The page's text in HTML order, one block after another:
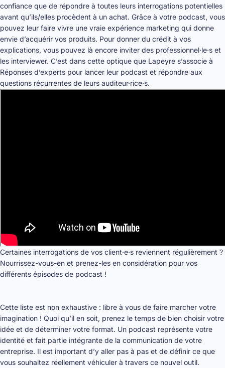
confiance que de répondre à toutes leurs interrogations potentielles
avant qu’ils/elles procèdent à un achat. Grâce à votre podcast, vous
pouvez leur faire vivre une vraie expérience marketing qui donne
envie d’acquérir vos produits. Pour donner du crédit à vos
explications, vous pouvez là encore inviter des professionnel·le·s et
les interviewer. C’est dans cette optique que Lapeyre s’associe à
Réponses d’experts pour lancer leur podcast et répondre aux
questions récurrentes de leurs auditeur·rice·s.
Certaines interrogations de vos client·e·s reviennent régulièrement ?
Nourrissez-vous-en et prenez-les en considération pour vos
différents épisodes de podcast !
Cette liste est non exhaustive : libre à vous de faire marcher votre
imagination ! Quoi qu’il en soit, prenez le temps de bien choisir votre
idée et de déterminer votre format. Un podcast représente votre
identité et fait partie intégrante de la communication de votre
entreprise. Il est important d’y aller pas à pas et de définir ce que
vous souhaitez réellement véhiculer à travers ce nouvel outil.